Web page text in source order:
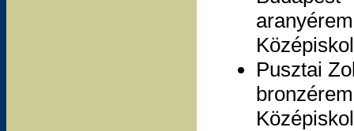
Pusztai